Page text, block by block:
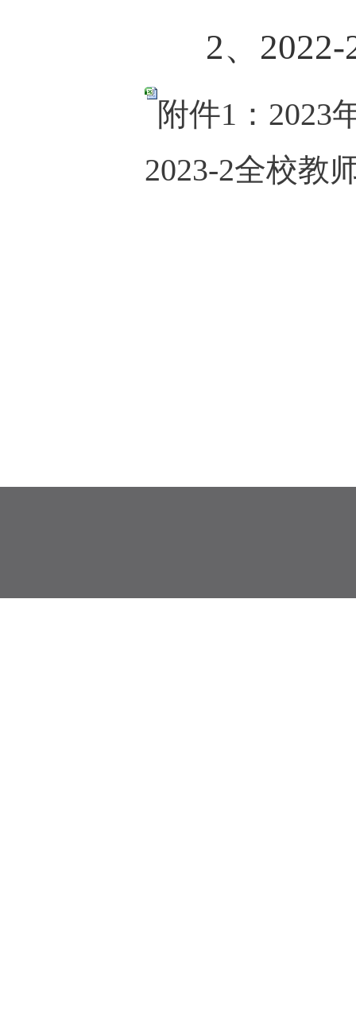
2、 2022-
附件1：2023
2023-2全校教